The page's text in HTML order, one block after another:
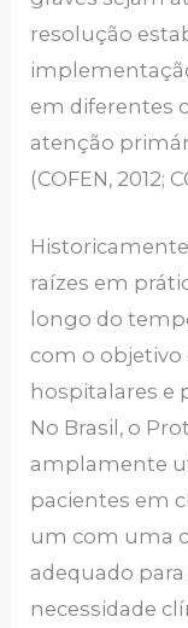
resolução
em diferentes
atenção
(COFEN, 2012;
raízes em
longo do
com o objetivo
hospitalares e
No Brasil, o
amplamente
pacientes em
um com uma
adequado
necessidade